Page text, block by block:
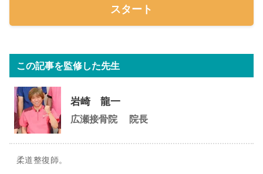
スタート
この記事を監修した先生
岩崎 龍一
広瀬接骨院
院長
柔道整復師。